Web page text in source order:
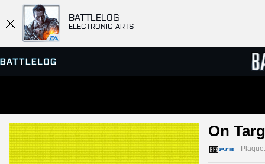
BATTLELOG
ELECTRONIC ARTS
SERVEURS
PARTIES
On
Plaque: